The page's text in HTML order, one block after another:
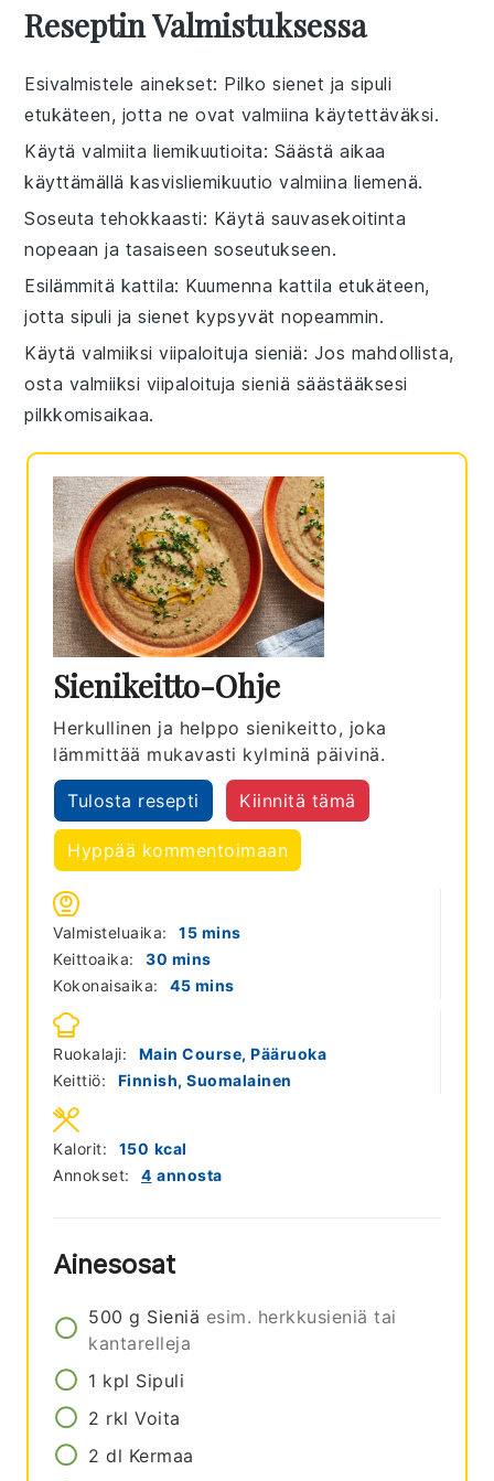
Reseptin Valmistuksessa
Esivalmistele ainekset: Pilkosienet jasipuli
etukäteen, jotta ne ovat valmiina käytettäväksi.
Käytä valmiita liemikuutioita: Säästä aikaa
käyttämälläkasvisliemikuutio valmiina liemenä.
Soseuta tehokkaasti: Käytä sauvasekoitinta
nopeaan ja tasaiseen soseutukseen.
Esilämmitä kattila: Kuumenna kattila etukäteen,
jottasipuli jasienet kypsyvät nopeammin.
Käytä valmiiksi viipaloituja sieniä: Jos mahdollista,
osta valmiiksi viipaloitujasieniä säästääksesi
pilkkomisaikaa.
Sienikeitto-Ohje
Herkullinen ja helppo sienikeitto, joka
lämmittää mukavasti kylminä päivinä.
Tulosta resepti Kiinnitä tämä
Hyppää kommentoimaan
Valmisteluaika: 15minutes
mins
Keittoaika:
30 minutes
mins
Kokonaisaika:
45minutes
mins
Ruokalaji:
Main Course, Pääruoka
Keittiö:
Finnish, Suomalainen
Annokset: 4 annosta
Kalorit: 150 kcal
Ainesosat
500 g Sieniä esim. herkkusieniä tai
kantarelleja
1 kpl Sipuli
2 rkl Voita
2 dl Kermaa